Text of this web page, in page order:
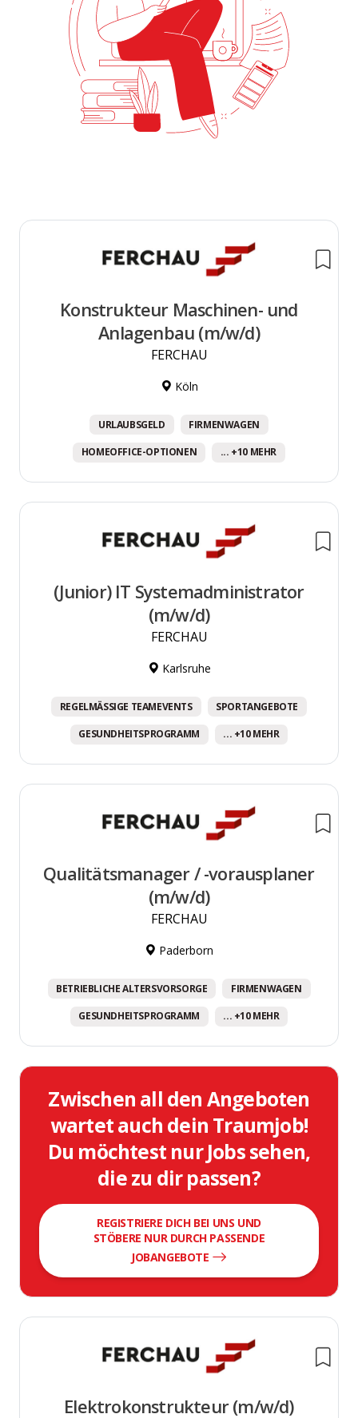
Konstrukteur Maschinen- und
Anlagenbau (m/w/d)
FERCHAU
Köln
URLAUBSGELD FIRMENWAGEN
HOMEOFFICE-OPTIONEN ... +10 MEHR
(Junior) IT Systemadministrator
(m/w/d)
FERCHAU
Karlsruhe
REGELMÄSSIGE TEAMEVENTS SPORTANGEBOTE
GESUNDHEITSPROGRAMM ... +10 MEHR
Qualitätsmanager / -vorausplaner
(m/w/d)
FERCHAU
Paderborn
BETRIEBLICHE ALTERSVORSORGE FIRMENWAGEN
GESUNDHEITSPROGRAMM ... +10 MEHR
Zwischen all den Angeboten
wartet auch dein Traumjob!
Du möchtest nur Jobs sehen,
die zu dir passen?
REGISTRIERE DICH BEI UNS UND
STÖBERE NUR DURCH PASSENDE
JOBANGEBOTE
Elektrokonstrukteur (m/w/d)